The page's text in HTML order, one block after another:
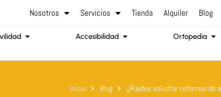
Nosotros Servicios Tienda Alquiler Blog
Abrir Movilidad Accesibilidad Abrir AccesibilidadOrtopedia
Inicio Blog ¿Puedes solicitar reformas de